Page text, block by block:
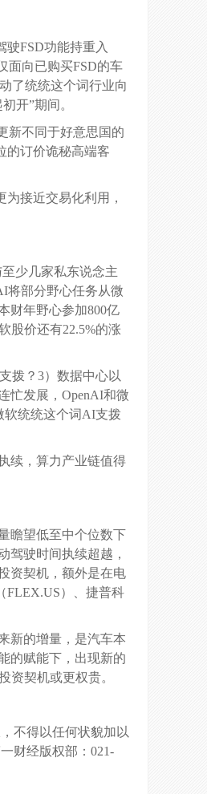
FSD功能持重入
面向已购买FSD的车
了统统这个词行业向
开”期间。
新不同于好意思国的
的订价诡秘高端客
接近交易化利用，
少几家私东说念主
将部分野心任务从微
财年野心参加800亿
股价还有22.5%的涨
拨？3）数据中心以
忙发展，OpenAI和微
软统统这个词AI支拨
续，算力产业链值得
瞻望低至中个位数下
驾驶时间执续超越，
资契机，额外是在电
FLEX.US）、捷普科
新的增量，是汽车本
的赋能下，出现新的
资契机或更权贵。
不得以任何状貌加以
财经版权部：021-